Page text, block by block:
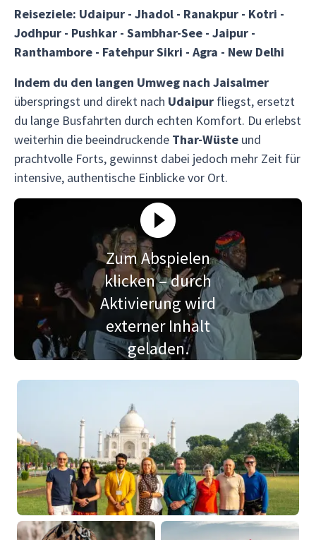
Reiseziele: Udaipur - Jhadol - Ranakpur - Kotri -
Jodhpur - Pushkar - Sambhar-See - Jaipur -
Ranthambore - Fatehpur Sikri - Agra - New Delhi
Indem du den langen Umweg nach Jaisalmer
überspringst und direkt nach Udaipur fliegst, ersetzt
du lange Busfahrten durch echten Komfort. Du erlebst
weiterhin die beeindruckende Thar-Wüste und
prachtvolle Forts, gewinnst dabei jedoch mehr Zeit für
intensive, authentische Einblicke vor Ort.
Zum Abspielen
klicken – durch
Aktivierung wird
externer Inhalt
geladen.